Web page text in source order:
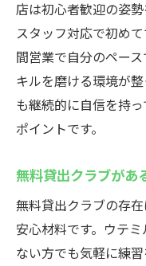
最新シミュ
す方法
インドアゴ
可能
継続しやす
通い放題プ
クール
地域最安値
力
店は初心者歓迎の姿
スタッフ対応で初め
間営業で自分のペー
キルを磨ける環境が
も継続的に自信を持
ポイントです。
無料貸出クラブがあ
無料貸出クラブの存
安心材料です。ウテ
ない方でも気軽に練